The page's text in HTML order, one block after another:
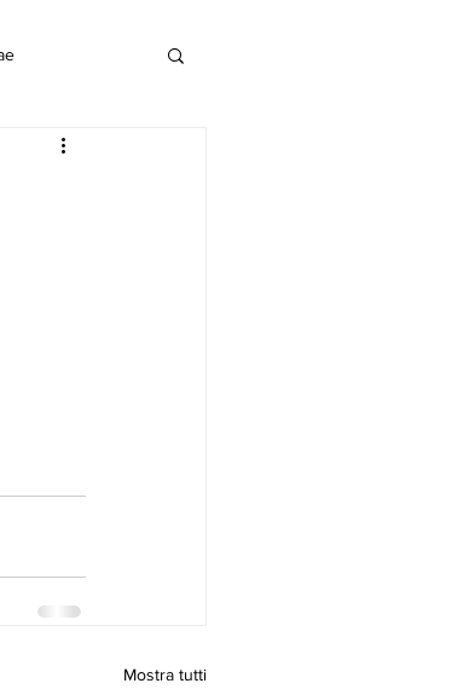
Mostra tutti